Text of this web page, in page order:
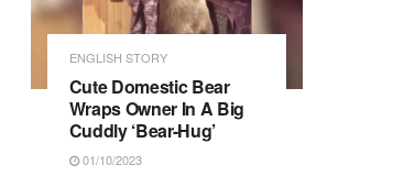
ENGLISH STORY
Cute Domestic Bear
Wraps Owner In A Big
Cuddly ‘Bear-Hug’
01/10/2023